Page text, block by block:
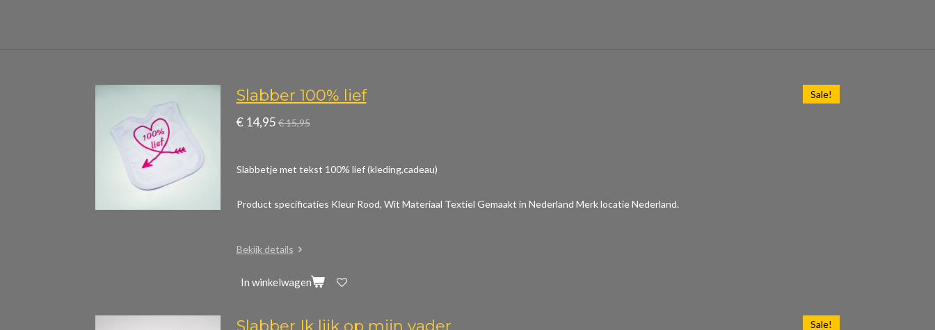
Sale!
Slabber 100% lief
€ 14,95 € 15,95
Slabbetje met tekst 100% lief (kleding,cadeau)
Product specificaties Kleur Rood, Wit Materiaal Textiel Gemaakt in Nederland Merk locatie Nederland.
Bekijk details
In winkelwagen
Sale!
Slabber Ik lijk op mijn vader